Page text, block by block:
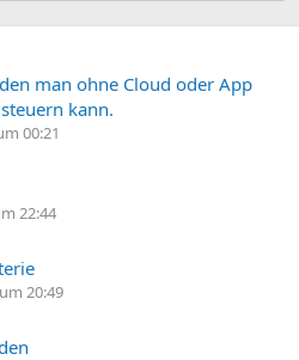
man ohne Cloud oder App
kann.
00:21
22:44
20:49